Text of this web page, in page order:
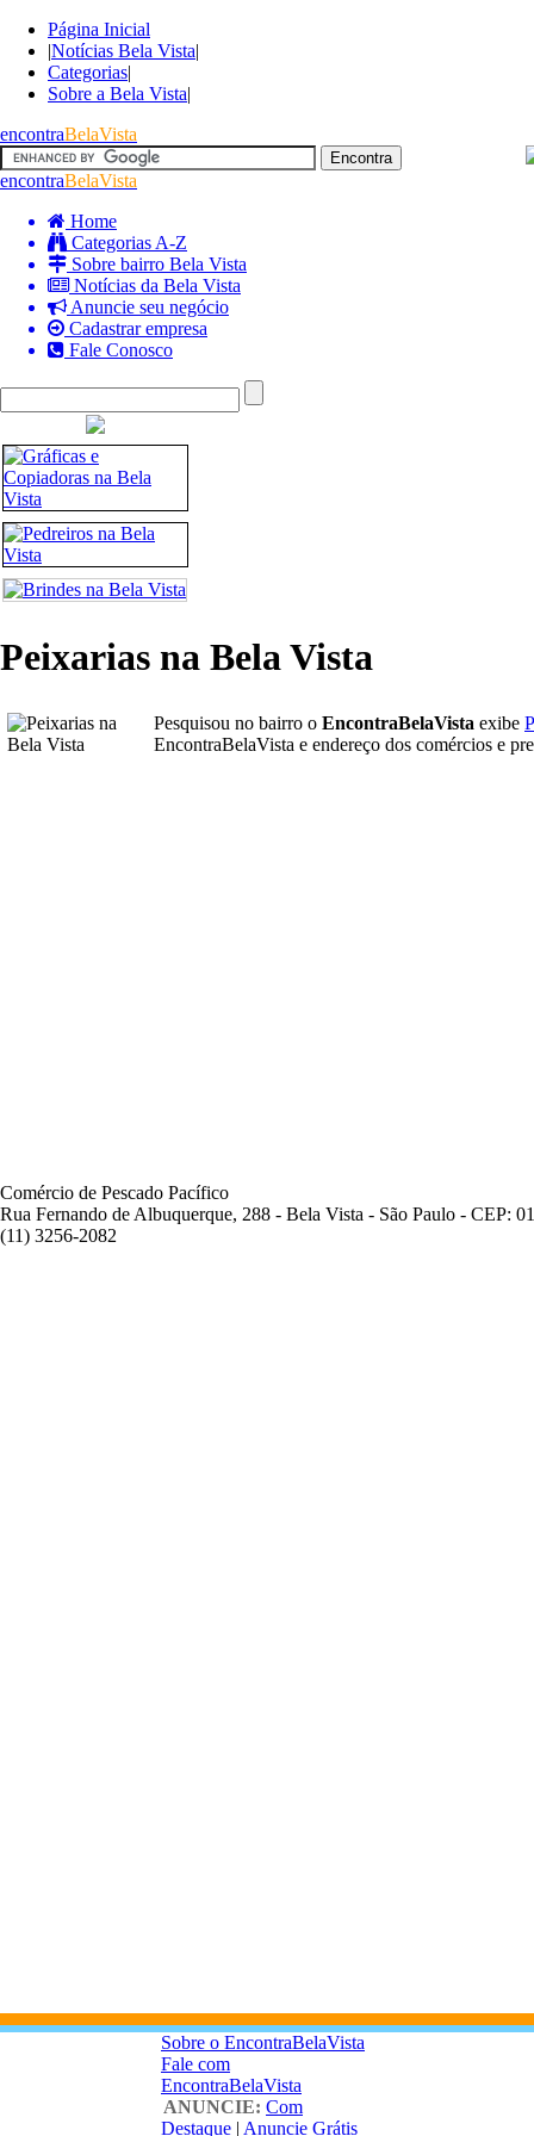
Página Inicial
|Notícias Bela Vista|
Categorias|
Sobre a Bela Vista|
encontraBelaVista
encontraBelaVista
Home
Categorias A-Z
Sobre bairro Bela Vista
Notícias da Bela Vista
Anuncie seu negócio
Cadastrar empresa
Fale Conosco
Peixarias na Bela Vista
Pesquisou no bairro o EncontraBelaVista exibe
EncontraBelaVista e endereço dos comércios e
Comércio de Pescado Pacífico
Rua Fernando de Albuquerque, 288 - Bela Vista - São Paulo - CEP:
(11) 3256-2082
Sobre o EncontraBelaVista
Fale com
EncontraBelaVista
ANUNCIE: Com
Destaque | Anuncie Grátis